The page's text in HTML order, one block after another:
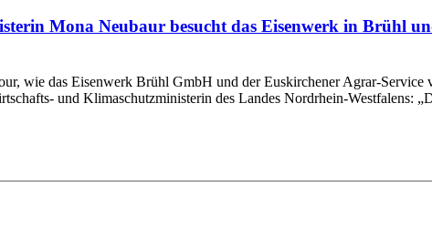
Mona Neubaur besucht das Eisenwerk in Brühl
wie das Eisenwerk Brühl GmbH und der Euskirchener Agrar-Service
und Klimaschutzministerin des Landes Nordrhein-Westfalens: